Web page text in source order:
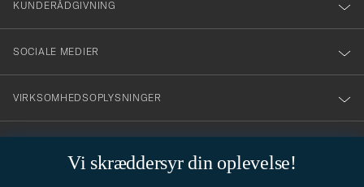
Vi skræddersyr din oplevelse!
KUNDERÅDGIVNING
SOCIALE MEDIER
VIRKSOMHEDSOPLYSNINGER